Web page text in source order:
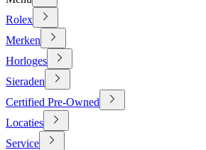
Rolex
Merken
Horloges
Sieraden
Certified Pre-Owned
Locaties
Service